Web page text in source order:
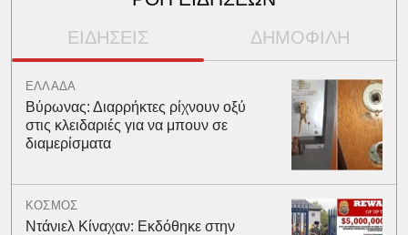
ΕΙΔΗΣΕΙΣ ΔΗΜΟΦΙΛΗ
ΕΛΛΑΔΑ
Βύρωνας: Διαρρήκτες ρίχνουν οξύ
στις κλειδαριές για να μπουν σε
διαμερίσματα
ΚΟΣΜΟΣ
Ντάνιελ Κίναχαν: Εκδόθηκε στην